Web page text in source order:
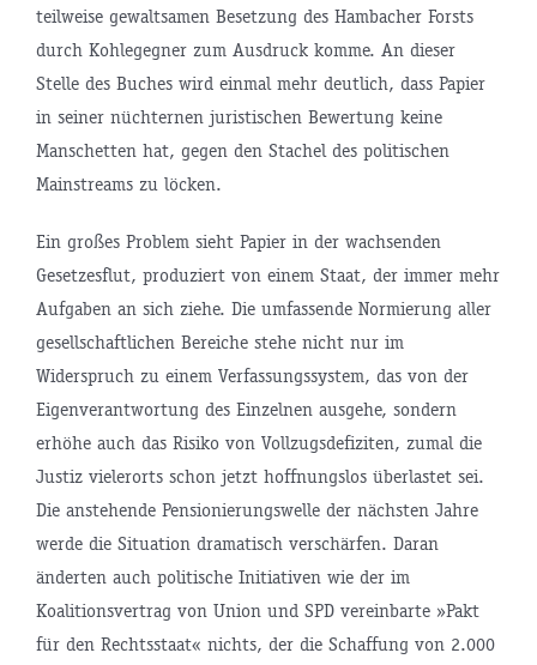
teilweise gewaltsamen Besetzung des Hambacher Forsts
durch Kohlegegner zum Ausdruck komme. An dieser
Stelle des Buches wird einmal mehr deutlich, dass Papier
in seiner nüchternen juristischen Bewertung keine
Manschetten hat, gegen den Stachel des politischen
Mainstreams zu löcken.
Ein großes Problem sieht Papier in der wachsenden
Gesetzesflut, produziert von einem Staat, der immer mehr
Aufgaben an sich ziehe. Die umfassende Normierung aller
gesellschaftlichen Bereiche stehe nicht nur im
Widerspruch zu einem Verfassungssystem, das von der
Eigenverantwortung des Einzelnen ausgehe, sondern
erhöhe auch das Risiko von Vollzugsdefiziten, zumal die
Justiz vielerorts schon jetzt hoffnungslos überlastet sei.
Die anstehende Pensionierungswelle der nächsten Jahre
werde die Situation dramatisch verschärfen. Daran
änderten auch politische Initiativen wie der im
Koalitionsvertrag von Union und SPD vereinbarte »Pakt
für den Rechtsstaat« nichts, der die Schaffung von 2.000